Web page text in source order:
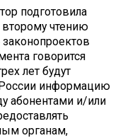
подготовила
чтению
законопроектов
говорится
лет будут
России информацию
абонентами и/или
органам,